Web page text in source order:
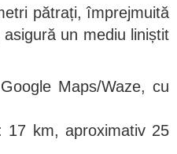
pătrați, împrejmuită
un mediu liniștit
Maps/Waze, cu
17 km, aproximativ 25